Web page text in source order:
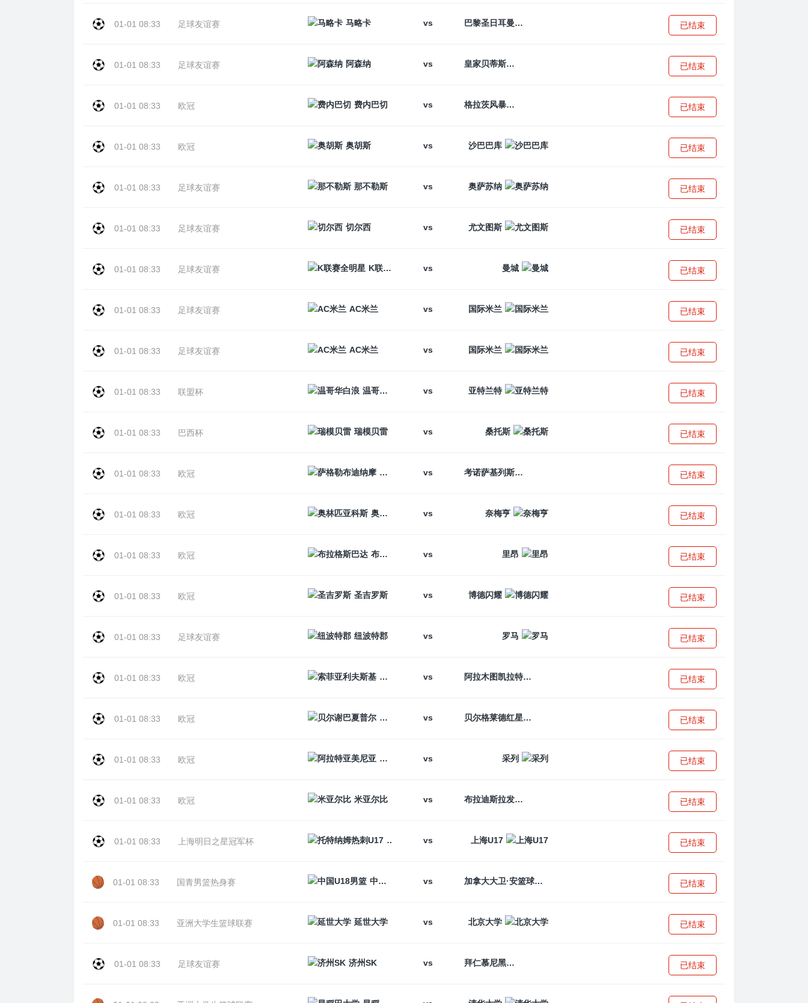
01-01 08:33 足球友谊赛 马略卡 vs 巴黎圣日耳曼 已结束
01-01 08:33 足球友谊赛 阿森纳 vs 皇家贝蒂斯 已结束
01-01 08:33 欧冠 费内巴切 vs 格拉茨风暴 已结束
01-01 08:33 欧冠 奥胡斯 vs 沙巴巴库 已结束
01-01 08:33 足球友谊赛 那不勒斯 vs 奥萨苏纳 已结束
01-01 08:33 足球友谊赛 切尔西 vs 尤文图斯 已结束
01-01 08:33 足球友谊赛 K联赛全明星 vs 曼城 已结束
01-01 08:33 足球友谊赛 AC米兰 vs 国际米兰 已结束
01-01 08:33 足球友谊赛 AC米兰 vs 国际米兰 已结束
01-01 08:33 联盟杯 温哥华白浪 vs 亚特兰特 已结束
01-01 08:33 巴西杯 瑞模贝雷 vs 桑托斯 已结束
01-01 08:33 欧冠 萨格勒布迪纳摩
vs 考诺萨基列斯 已结束
01-01 08:33 欧冠 奥林匹亚科斯 vs 奈梅亨 已结束
01-01 08:33 欧冠 布拉格斯巴达 vs 里昂 已结束
01-01 08:33 欧冠 圣吉罗斯 vs 博德闪耀 已结束
01-01 08:33 足球友谊赛 纽波特郡 vs 罗马 已结束
01-01 08:33 欧冠 索菲亚利夫斯基
vs 阿拉木图凯拉特 已结束
01-01 08:33 欧冠 贝尔谢巴夏普尔
vs 贝尔格莱德红星 已结束
01-01 08:33 欧冠 阿拉特亚美尼亚
vs 采列 已结束
01-01 08:33 欧冠 米亚尔比 vs 布拉迪斯拉发 已结束
01-01 08:33 上海明日之星冠军杯 托特纳姆热刺U17
vs 上海U17 已结束
01-01 08:33 国青男篮热身赛 中国U18男篮 vs 加拿大大卫·安篮球学院 已结束
01-01 08:33 亚洲大学生篮球联赛 延世大学 vs 北京大学 已结束
01-01 08:33 足球友谊赛 济州SK vs 拜仁慕尼黑 已结束